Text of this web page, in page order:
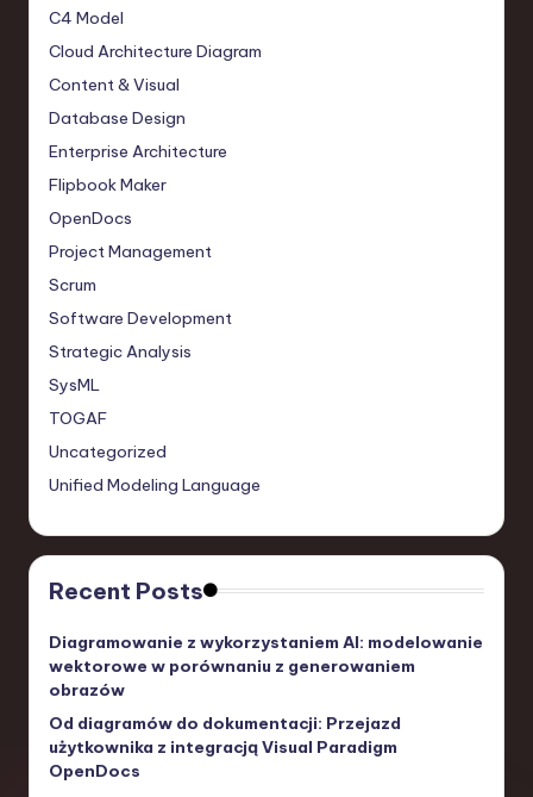
C4 Model
Cloud Architecture Diagram
Content & Visual
Database Design
Enterprise Architecture
Flipbook Maker
OpenDocs
Project Management
Scrum
Software Development
Strategic Analysis
SysML
TOGAF
Uncategorized
Unified Modeling Language
Recent Posts
Diagramowanie z wykorzystaniem AI: modelowanie
wektorowe w porównaniu z generowaniem
obrazów
Od diagramów do dokumentacji: Przejazd
użytkownika z integracją Visual Paradigm
OpenDocs